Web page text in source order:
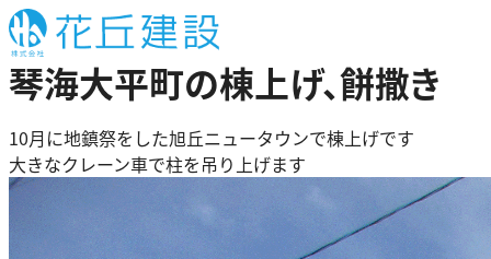
内
容
を
ス
キ
ッ
プ
琴海大平町の棟上げ、餅撒き
10月に地鎮祭をした旭丘ニュータウンで棟上げです
大きなクレーン車で柱を吊り上げます